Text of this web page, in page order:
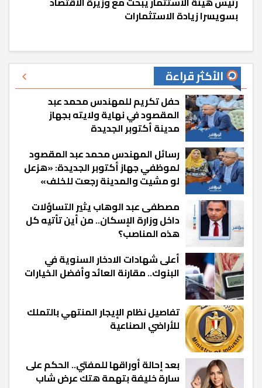
بسويسرا زيادة الاستثمارات
الأكثر قراءة
حفل تكريم للمهندس محمد عبد
المقصود في نهاية ولايته بجهاز
مدينة أكتوبر الجديدة
رسائل المهندس محمد عبد المقصود
لموظفي جهاز أكتوبر الجديدة: «هزعل
لو مشيت والمدينة رجعت للخلف»
مصطفى عبد الوهاب يثير التساؤلات
داخل وزارة الإسكان.. من أين تأتيه كل
هذه المناصب؟
أعلى شهادات الادخار السنوية في
البنوك.. مقارنة العائد وأفضل الخيارات
تفاصيل نظام الإيجار المنتهي بالتملك
للأراضي الصناعية
بعد إحالة أوراقها للمفتي.. الحكم على
سارة خليفة بتهمة هتك عرض شاب